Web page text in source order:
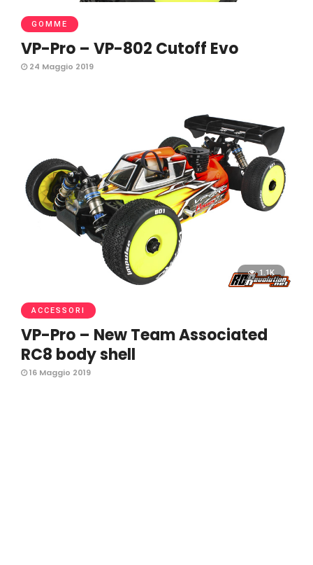
GOMME
VP-Pro – VP-802 Cutoff Evo
24 Maggio 2019
1.1K
ACCESSORI
VP-Pro – New Team Associated
RC8 body shell
16 Maggio 2019